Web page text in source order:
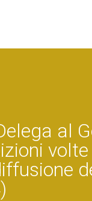
al